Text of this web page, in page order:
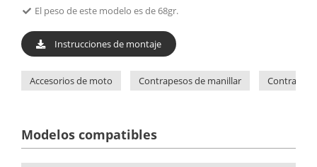
El peso de este modelo es de 68gr.
Instrucciones de montaje
Accesorios de moto Contrapesos de manillar
Modelos compatibles